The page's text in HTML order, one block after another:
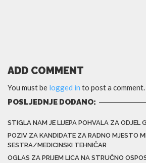
ADD COMMENT
You must be logged in to post a comment.
POSLJEDNJE DODANO:
STIGLA NAM JE LIJEPA POHVALA ZA ODJEL
POZIV ZA KANDIDATE ZA RADNO MJESTO
SESTRA/MEDICINSKI TEHNIČAR
OGLAS ZA PRIJEM LICA NA STRUČNO